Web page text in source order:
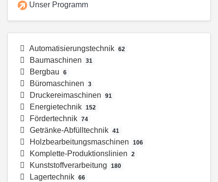
Unser Programm
Automatisierungstechnik 62
Baumaschinen 31
Bergbau 6
Büromaschinen 3
Druckereimaschinen 91
Energietechnik 152
Fördertechnik 74
Getränke-Abfülltechnik 41
Holzbearbeitungsmaschinen 106
Komplette-Produktionslinien 2
Kunststoffverarbeitung 180
Lagertechnik 66